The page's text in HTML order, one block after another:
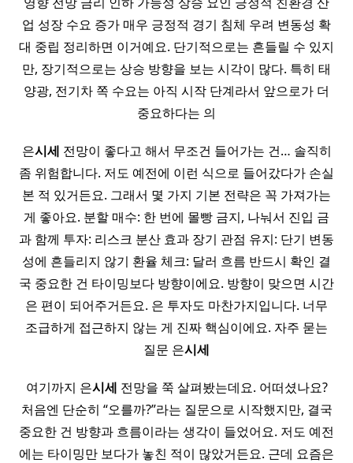
업 성장 수요 증가 매우 긍정적 경기 침체 우려 변동성 확
대 중립 정리하면 이거예요. 단기적으로는 흔들릴 수 있지
만, 장기적으로는 상승 방향을 보는 시각이 많다. 특히 태
양광, 전기차 쪽 수요는 아직 시작 단계라서 앞으로가 더
중요하다는 의
은시세 전망이 좋다고 해서 무조건 들어가는 건… 솔직히
좀 위험합니다. 저도 예전에 이런 식으로 들어갔다가 손실
본 적 있거든요. 그래서 몇 가지 기본 전략은 꼭 가져가는
게 좋아요. 분할 매수: 한 번에 몰빵 금지, 나눠서 진입 금
과 함께 투자: 리스크 분산 효과 장기 관점 유지: 단기 변동
성에 흔들리지 않기 환율 체크: 달러 흐름 반드시 확인 결
국 중요한 건 타이밍보다 방향이에요. 방향이 맞으면 시간
은 편이 되어주거든요. 은 투자도 마찬가지입니다. 너무
조급하게 접근하지 않는 게 진짜 핵심이에요. 자주 묻는
질문 은시세
여기까지 은시세 전망을 쭉 살펴봤는데요. 어떠셨나요?
처음엔 단순히 “오를까?”라는 질문으로 시작했지만, 결국
중요한 건 방향과 흐름이라는 생각이 들었어요. 저도 예전
에는 타이밍만 보다가 놓친 적이 많았거든요. 근데 요즘은